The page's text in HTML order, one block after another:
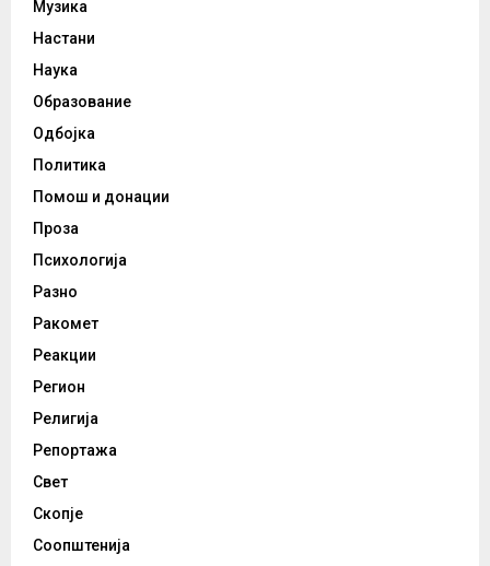
Музика
Настани
Наука
Образование
Одбојка
Политика
Помош и донации
Проза
Психологија
Разно
Ракомет
Реакции
Регион
Религија
Репортажа
Свет
Скопје
Соопштенија